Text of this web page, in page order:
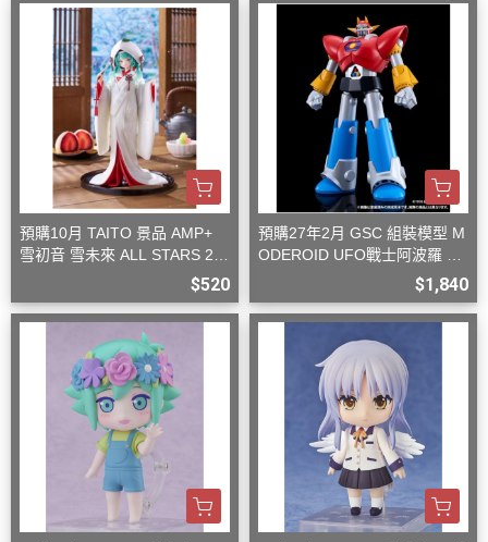
預購10月 TAITO 景品 AMP+
雪初音 雪未來 ALL STARS 20
$520
預購27年2月 GSC 組裝模型 M
ODEROID UFO戰士阿波羅 大
$1,840